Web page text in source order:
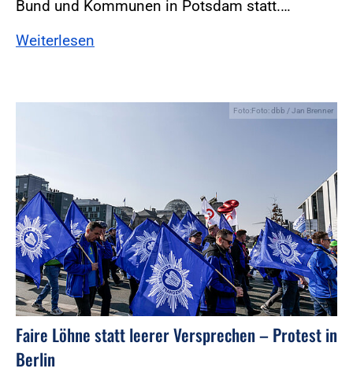
Bund und Kommunen in Potsdam statt.…
Weiterlesen
Foto:Foto: dbb / Jan Brenner
Faire Löhne statt leerer Versprechen – Protest in
Berlin